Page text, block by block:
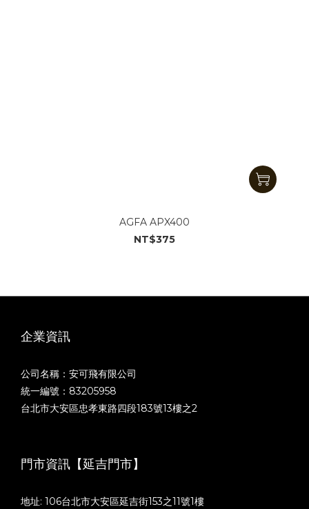
AGFA APX400
NT$375
企業資訊
公司名稱：安可飛有限公司
統一編號：83205958
台北市大安區忠孝東路四段183號13樓之2
門市資訊【延吉門市】
地址: 106台北市大安區延吉街153之11號1樓